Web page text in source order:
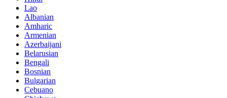
Lao
Albanian
Amharic
Armenian
Azerbaijani
Belarusian
Bengali
Bosnian
Bulgarian
Cebuano